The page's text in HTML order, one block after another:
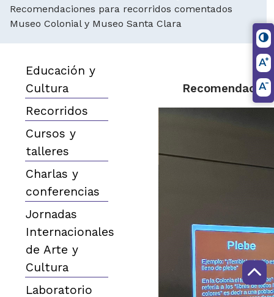
Recomendaciones para recorridos comentados
Museo Colonial y Museo Santa Clara
Educación y
Cultura
Recorridos
Cursos y
talleres
Charlas y
conferencias
Jornadas
Internacionales
de Arte y
Cultura
Laboratorio